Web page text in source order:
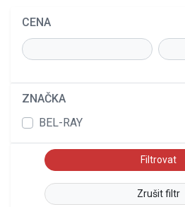
CENA
ZNAČKA
BEL-RAY
Zrušit filtr